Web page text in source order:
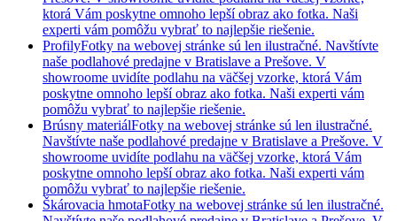
ktorá Vám poskytne omnoho lepší obraz ako fotka. Naši
experti vám pomôžu vybrať to najlepšie riešenie.
ProfilyFotky na webovej stránke sú len ilustračné. Navštívte
naše podlahové predajne v Bratislave a Prešove. V
showroome uvidíte podlahu na väčšej vzorke, ktorá Vám
poskytne omnoho lepší obraz ako fotka. Naši experti vám
pomôžu vybrať to najlepšie riešenie.
Brúsny materiálFotky na webovej stránke sú len ilustračné.
Navštívte naše podlahové predajne v Bratislave a Prešove. V
showroome uvidíte podlahu na väčšej vzorke, ktorá Vám
poskytne omnoho lepší obraz ako fotka. Naši experti vám
pomôžu vybrať to najlepšie riešenie.
Škárovacia hmotaFotky na webovej stránke sú len ilustračné.